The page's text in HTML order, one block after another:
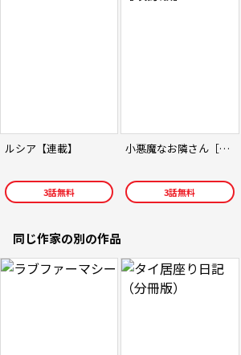
ルシア【連載】
3話無料
小悪魔なお隣さん［改訂版］
3話無料
同じ作家の別の作品